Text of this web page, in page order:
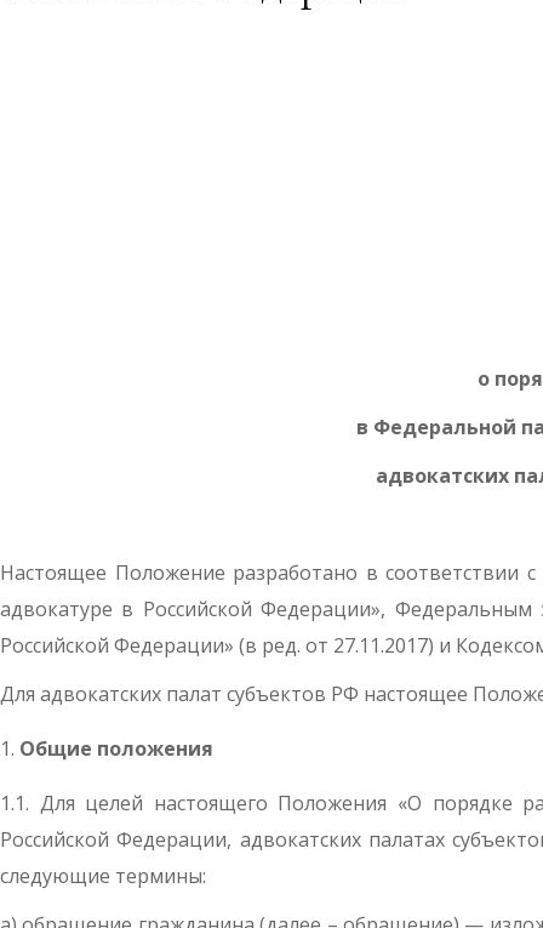
о
в Федеральной
адвокатских
Настоящее Положение разработано в соответствии
адвокатуре в Российской Федерации»,
Российской Федерации» (в ред. от 27.11.2017) и
Для адвокатских палат субъектов РФ настоящее
Общие положения
1.1. Для целей настоящего Положения «О порядке
Российской Федерации, адвокатских палатах
следующие термины: